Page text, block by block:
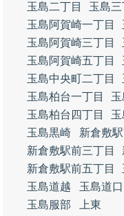
玉島二丁目
玉島三
玉島阿賀崎一丁目
玉島阿賀崎三丁目
玉島阿賀崎五丁目
玉島中央町二丁目
玉島柏台一丁目
玉島柏台四丁目
玉島黒崎
新倉敷
新倉敷駅前三丁目
新倉敷駅前五丁目
玉島道越
玉島道口
玉島服部
上東